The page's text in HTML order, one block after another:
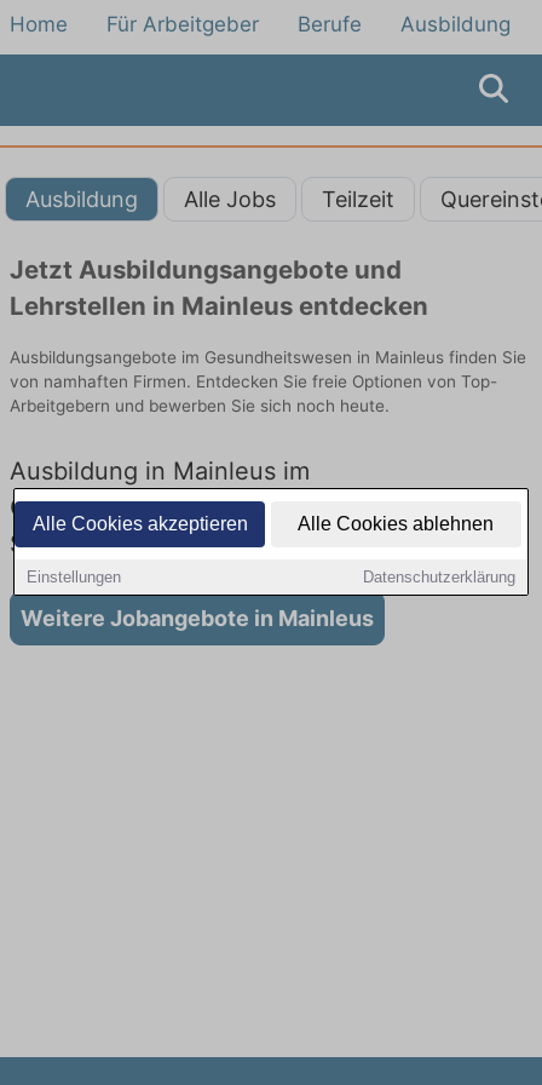
Alle Cookies akzeptieren Alle Cookies ablehnen
Einstellungen Datenschutzerklärung
Home Für Arbeitgeber Berufe Ausbildung
Ausbildung Alle Jobs Teilzeit
Jetzt Ausbildungsangebote und
Lehrstellen in Mainleus entdecken
Ausbildungsangebote im Gesundheitswesen in Mainleus finden Sie
von namhaften Firmen. Entdecken Sie freie Optionen von Top-
Arbeitgebern und bewerben Sie sich noch heute.
Ausbildung in Mainleus im
Gesundheitswesen: Aktuell gibt es keine
Stellenangebote für Ausbildung in Mainleus
Weitere Jobangebote in Mainleus